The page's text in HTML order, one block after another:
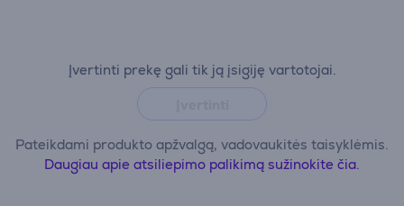
Įvertinti prekę gali tik ją įsigiję vartotojai.
Pateikdami produkto apžvalgą, vadovaukitės taisyklėmis.
Daugiau apie atsiliepimo palikimą sužinokite čia.